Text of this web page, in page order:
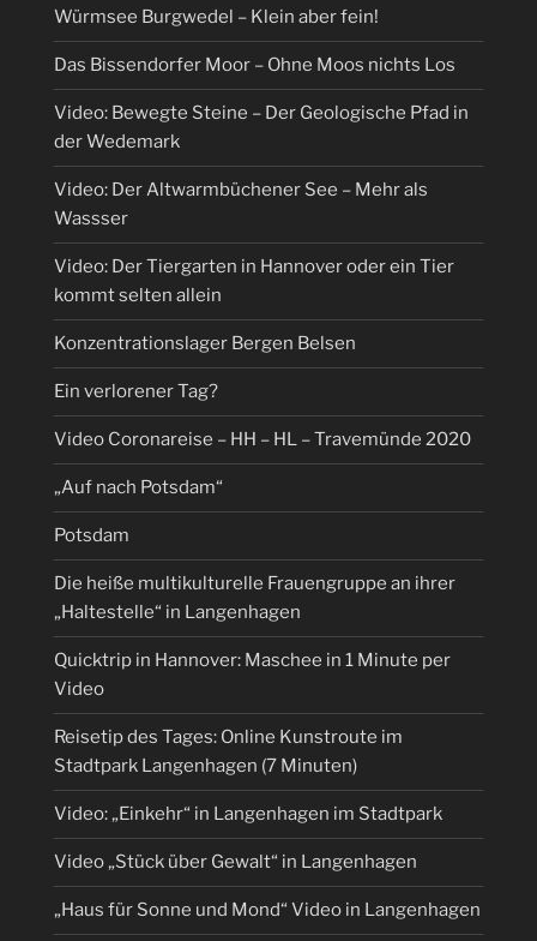
Würmsee Burgwedel – Klein aber fein!
Das Bissendorfer Moor – Ohne Moos nichts Los
Video: Bewegte Steine – Der Geologische Pfad in
der Wedemark
Video: Der Altwarmbüchener See – Mehr als
Wassser
Video: Der Tiergarten in Hannover oder ein Tier
kommt selten allein
Konzentrationslager Bergen Belsen
Ein verlorener Tag?
Video Coronareise – HH – HL – Travemünde 2020
„Auf nach Potsdam“
Potsdam
Die heiße multikulturelle Frauengruppe an ihrer
„Haltestelle“ in Langenhagen
Quicktrip in Hannover: Maschee in 1 Minute per
Video
Reisetip des Tages: Online Kunstroute im
Stadtpark Langenhagen (7 Minuten)
Video: „Einkehr“ in Langenhagen im Stadtpark
Video „Stück über Gewalt“ in Langenhagen
„Haus für Sonne und Mond“ Video in Langenhagen